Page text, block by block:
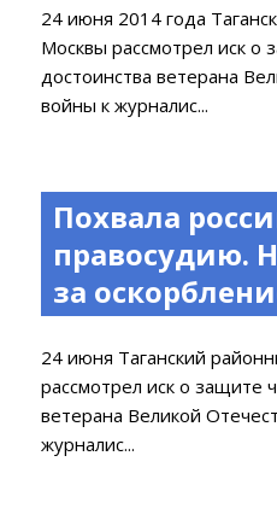
24 июня 2014 года
Москвы рассмотрел иск о
достоинства ветерана
войны к журналис...
Похвала
правосудию.
за
24 июня Таганский
рассмотрел иск о защите
ветерана Великой
журналис...